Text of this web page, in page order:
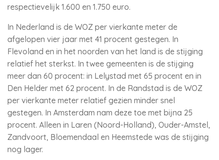
respectievelijk 1.600 en 1.750 euro.
In Nederland is de WOZ per vierkante meter de
afgelopen vier jaar met 41 procent gestegen. In
Flevoland en in het noorden van het land is de stijging
relatief het sterkst. In twee gemeenten is de stijging
meer dan 60 procent: in Lelystad met 65 procent en in
Den Helder met 62 procent. In de Randstad is de WOZ
per vierkante meter relatief gezien minder snel
gestegen. In Amsterdam nam deze toe met bijna 25
procent. Alleen in Laren (Noord-Holland), Ouder-Amstel,
Zandvoort, Bloemendaal en Heemstede was de stijging
nog lager.